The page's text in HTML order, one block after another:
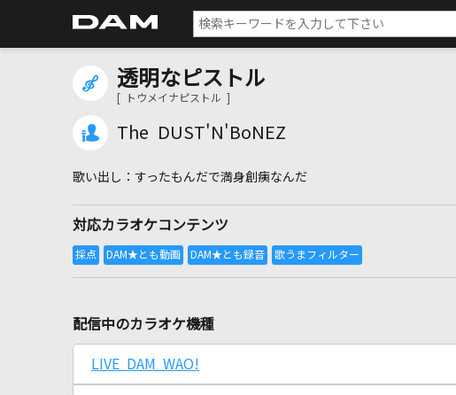
透明なピストル
[ トウメイナピストル ]
The DUST'N'BoNEZ
すったもんだで満身創痍なんだ
対応カラオケコンテンツ
配信中のカラオケ機種
LIVE DAM WAO!